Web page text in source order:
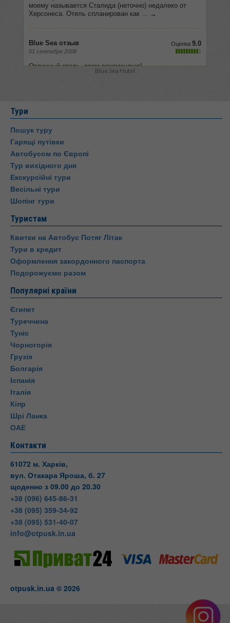
Blue Sea Hotel
Тури
Пошук туру
Гарящі путівки
Автобусом по Європі
Тур вихідного дня
Екскурсійні тури
Весільні тури
Шопінг тури
Туристам
Квитки на Автобус Потяг Літак
Тури в кредит
Оформлення закордонного паспорта
Подорожуємо разом
Популярні країни
Єгипет
Туреччина
Туніс
Чорногорія
Грузія
Болгарія
Іспанія
Італія
Кіпр
Шрі Ланка
ОАЕ
Контакти
61072 м. Харків,
вул. Отакара Яроша, б. 27
щоденно з 09.00 до 20.30
+38 (096) 645-86-31
+38 (095) 359-34-92
+38 (095) 531-40-07
info@otpusk.in.ua
otpusk.in.ua © 2026
+38(095) 531-40-